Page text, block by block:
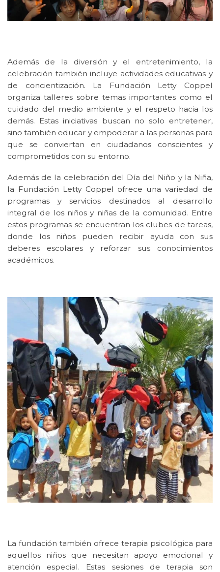
Además de la diversión y el entretenimiento, la
celebración también incluye actividades educativas y
de concientización. La Fundación Letty Coppel
organiza talleres sobre temas importantes como el
cuidado del medio ambiente y el respeto hacia los
demás. Estas iniciativas buscan no solo entretener,
sino también educar y empoderar a las personas para
que se conviertan en ciudadanos conscientes y
comprometidos con su entorno.
Además de la celebración del Día del Niño y la Niña,
la Fundación Letty Coppel ofrece una variedad de
programas y servicios destinados al desarrollo
integral de los niños y niñas de la comunidad. Entre
estos programas se encuentran los clubes de tareas,
donde los niños pueden recibir ayuda con sus
deberes escolares y reforzar sus conocimientos
académicos.
La fundación también ofrece terapia psicológica para
aquellos niños que necesitan apoyo emocional y
atención especial. Estas sesiones de terapia son